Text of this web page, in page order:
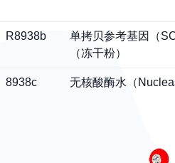
R8938b
单拷贝参考基因（
（冻干粉）
8938c 无核酸酶水（